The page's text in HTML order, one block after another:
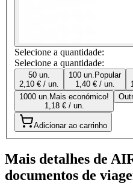
Selecione a quantidade:
Selecione a quantidade:
50 un.
2,10 € / un.
100 un. Popular
1,40 € / un.
1000 un. Mais económico!
1,18 € / un.
Adicionar ao carrinho
Mais detalhes de
documentos de